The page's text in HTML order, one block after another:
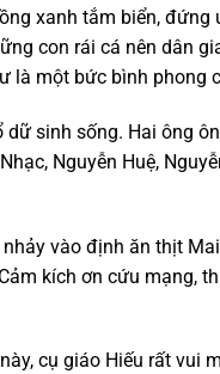
xanh tắm biển, đứng
con rái cá nên dân
là một bức bình phong
dữ sinh sống. Hai ông
Nguyễn Huệ,
vào định ăn thịt
kích ơn cứu mạng,
cụ giáo Hiếu rất vui